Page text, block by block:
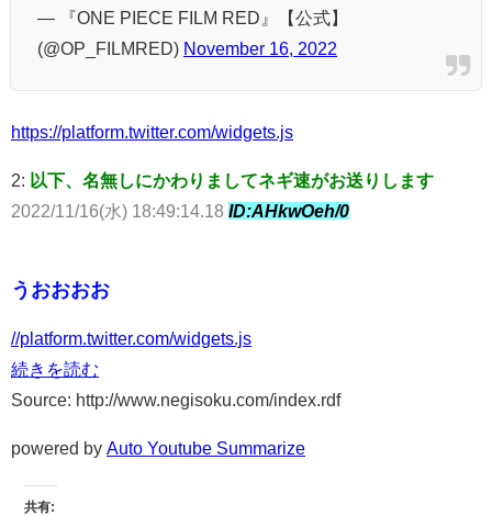
— 『ONE PIECE FILM RED』【公式】
(@OP_FILMRED) November 16, 2022
https://platform.twitter.com/widgets.js
2: 以下、名無しにかわりましてネギ速がお送りします
2022/11/16(水) 18:49:14.18 ID:AHkwOeh/0
うおおおお
//platform.twitter.com/widgets.js
続きを読む
Source: http://www.negisoku.com/index.rdf
powered by Auto Youtube Summarize
共有: